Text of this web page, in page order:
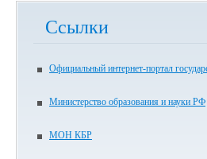
Ссылки
Официальный интернет-портал
Министерство образования и науки РФ
МОН КБР